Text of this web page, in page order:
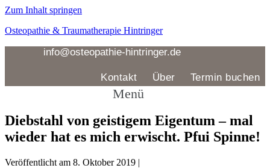
Zum Inhalt springen
Osteopathie & Traumatherapie Hintringer
info@osteopathie-hintringer.de
Kontakt Über Termin buchen
Menü
Diebstahl von geistigem Eigentum – mal
wieder hat es mich erwischt. Pfui Spinne!
Veröffentlicht am 8. Oktober 2019 |